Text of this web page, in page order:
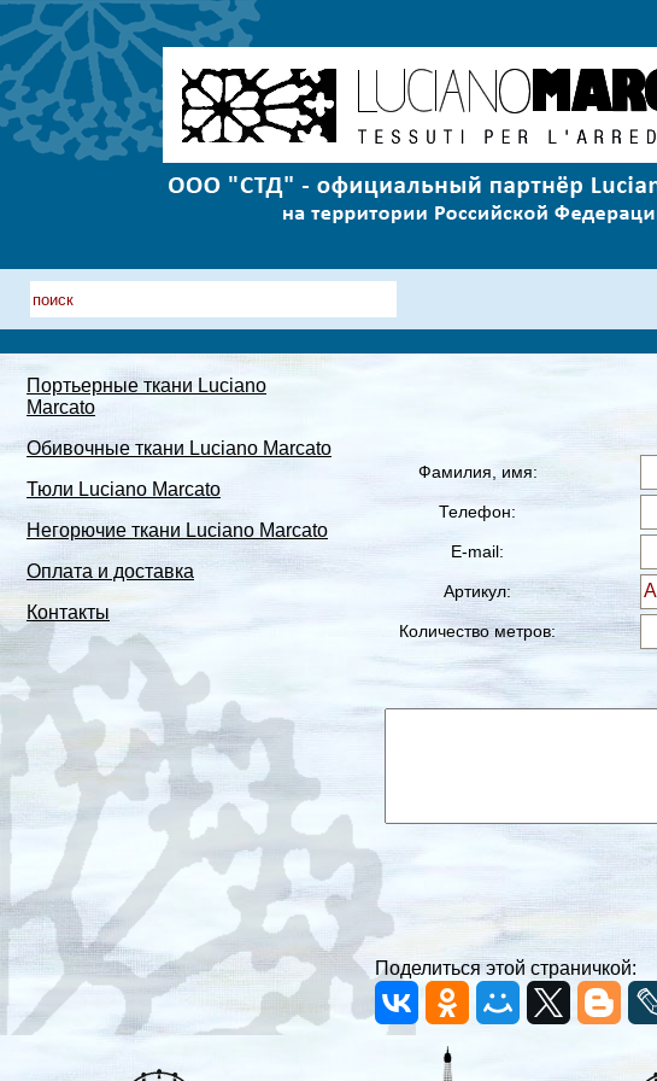
Портьерные ткани Luciano
Marcato
Обивочные ткани Luciano Marcato
Тюли Luciano Marcato
Негорючие ткани Luciano Marcato
Оплата и доставка
Контакты
Фамилия, имя:
Телефон:
E-mail:
Артикул:
Количество метров:
Поделиться этой страничкой: